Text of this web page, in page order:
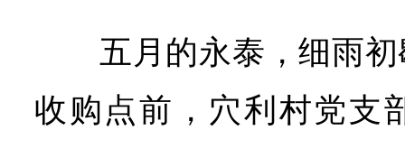
五月的永泰，细雨
收购点前，穴利村党支